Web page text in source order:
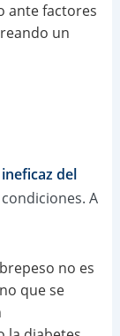
ante factores
un
del
A
no es
que se